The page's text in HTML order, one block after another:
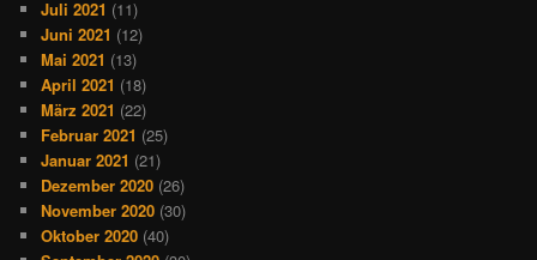
Juli 2021 (11)
Juni 2021 (12)
Mai 2021 (13)
April 2021 (18)
März 2021 (22)
Februar 2021 (25)
Januar 2021 (21)
Dezember 2020 (26)
November 2020 (30)
Oktober 2020 (40)